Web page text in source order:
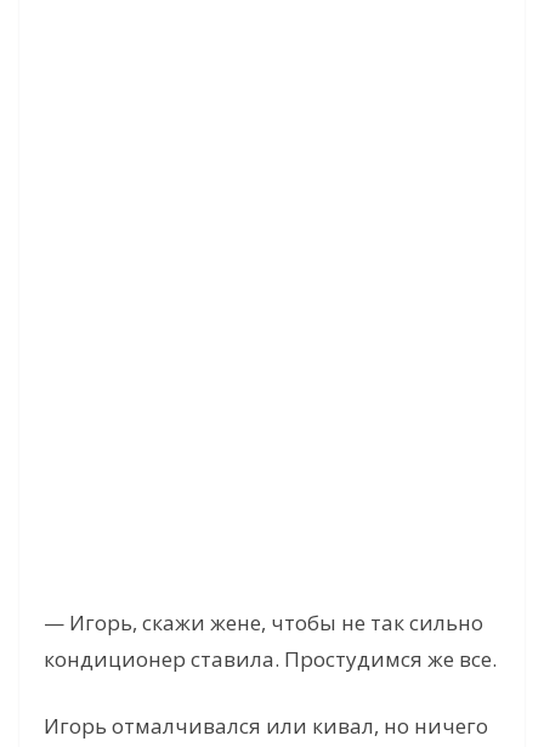
— Игорь, скажи жене, чтобы не так сильно
кондиционер ставила. Простудимся же все.
Игорь отмалчивался или кивал, но ничего